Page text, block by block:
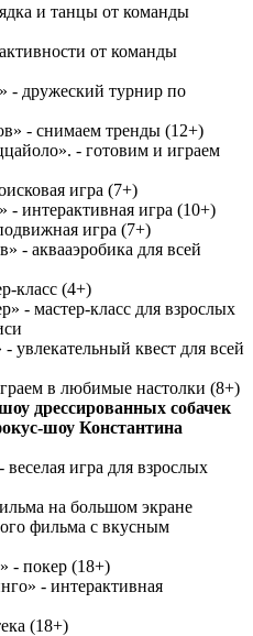
и танцы от команды
от команды
- дружеский турнир по
- снимаем тренды (12+)
- готовим и играем
игра (7+)
- интерактивная игра (10+)
игра (7+)
- аквааэробика для всей
класс (4+)
- мастер-класс для взрослых
увлекательный квест для всей
в любимые настолки (8+)
дрессированных собачек
шоу Константина
игра для взрослых
на большом экране
фильма с вкусным
- покер (18+)
- интерактивная
(18+)